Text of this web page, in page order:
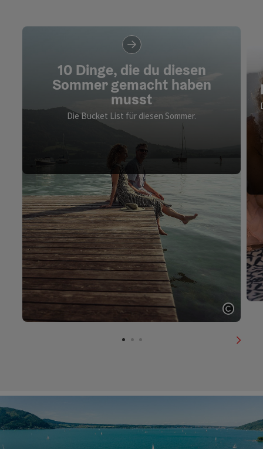
10 Dinge, die du diesen
Sommer gemacht haben
musst
Die Bucket List für diesen Sommer.